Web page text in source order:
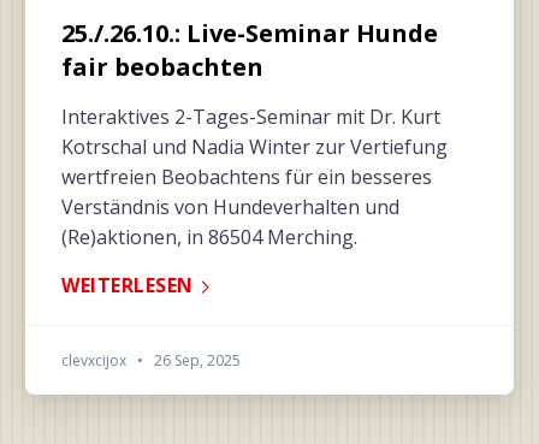
25./.26.10.: Live-Seminar Hunde
fair beobachten
Interaktives 2-Tages-Seminar mit Dr. Kurt
Kotrschal und Nadia Winter zur Vertiefung
wertfreien Beobachtens für ein besseres
Verständnis von Hundeverhalten und
(Re)aktionen, in 86504 Merching.
WEITERLESEN
clevxcijox • 26 Sep, 2025